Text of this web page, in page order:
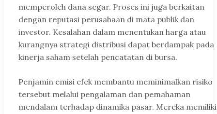
memperoleh dana segar. Proses ini juga berkaitan
dengan reputasi perusahaan di mata publik dan
investor. Kesalahan dalam menentukan harga atau
kurangnya strategi distribusi dapat berdampak pada
kinerja saham setelah pencatatan di bursa.
Penjamin emisi efek membantu meminimalkan risiko
tersebut melalui pengalaman dan pemahaman
mendalam terhadap dinamika pasar. Mereka memiliki